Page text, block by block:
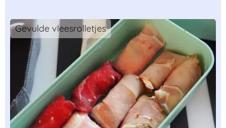
Gevulde vleesrolletjes